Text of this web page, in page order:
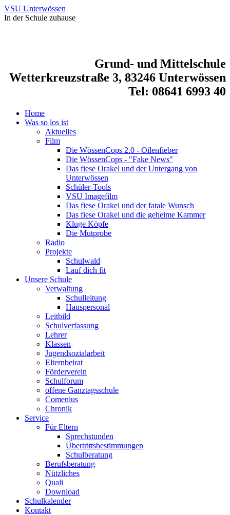
VSU Unterwössen
In der Schule zuhause
Grund- und Mittelschule
Wetterkreuzstraße 3, 83246 Unterwössen
Tel: 08641 6993 40
Home
Was so los ist
Aktuelles
Film
Die WössenCops 2.0 - Oilenfieber
Die WössenCops - "Fake News"
Das fiese Orakel und der Untergang von
Unterwössen
Schüler-Tools
VSU Imagefilm
Das fiese Orakel und der fatale Wunsch
Das fiese Orakel und die geheime Kammer
Kluge Köpfe
Die Mutprobe
Radio
Projekte
Schulwald
Lauf dich fit
Unsere Schule
Verwaltung
Schulleitung
Hauspersonal
Leitbild
Schulverfassung
Lehrer
Klassen
Jugendsozialarbeit
Elternbeirat
Förderverein
Schulforum
offene Ganztagsschule
Comenius
Chronik
Service
Für Eltern
Sprechstunden
Übertrittsbestimmungen
Schulberatung
Berufsberatung
Nützliches
Quali
Download
Schulkalender
Kontakt